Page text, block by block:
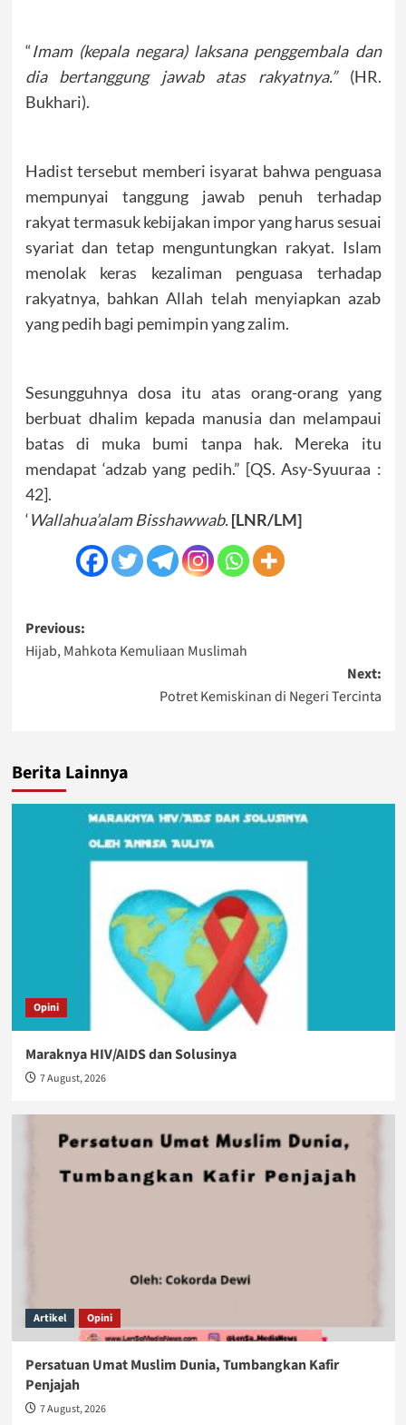
“Imam (kepala negara) laksana penggembala dan
dia bertanggung jawab atas rakyatnya.”(HR.
Bukhari).
Hadist tersebut memberi isyarat bahwa penguasa
mempunyai tanggung jawab penuh terhadap
rakyat termasuk kebijakan impor yang harus sesuai
syariat dan tetap menguntungkan rakyat. Islam
menolak keras kezaliman penguasa terhadap
rakyatnya, bahkan Allah telah menyiapkan azab
yang pedih bagi pemimpin yang zalim.
Sesungguhnya dosa itu atas orang-orang yang
berbuat dhalim kepada manusia dan melampaui
batas di muka bumi tanpa hak. Mereka itu
mendapat ‘adzab yang pedih.” [QS. Asy-Syuuraa :
42].
‘Wallahua’alam Bisshawwab. [LNR/LM]
Post
navigation
Previous:
Hijab, Mahkota Kemuliaan Muslimah
Next:
Potret Kemiskinan di Negeri Tercinta
Berita Lainnya
Opini
Maraknya HIV/AIDS dan Solusinya
7 August, 2026
Artikel Opini
Persatuan Umat Muslim Dunia, Tumbangkan Kafir
Penjajah
7 August, 2026